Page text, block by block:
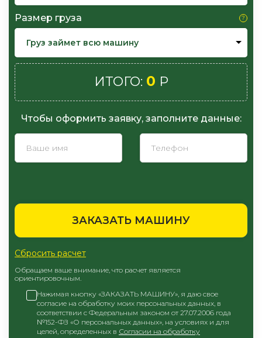
Размер груза
Груз займет всю машину
Чтобы оформить заявку, заполните данные:
ИТОГО: 0 Р
ЗАКАЗАТЬ МАШИНУ
Обращаем ваше внимание, что расчет является
ориентировочным.
Нажимая кнопку «ЗАКАЗАТЬ МАШИНУ», я даю свое
согласие на обработку моих персональных данных, в
соответствии с Федеральным законом от 27.07.2006 года
№152-ФЗ «О персональных данных», на условиях и для
целей, определенных в Согласии на обработку
Сбросить расчет